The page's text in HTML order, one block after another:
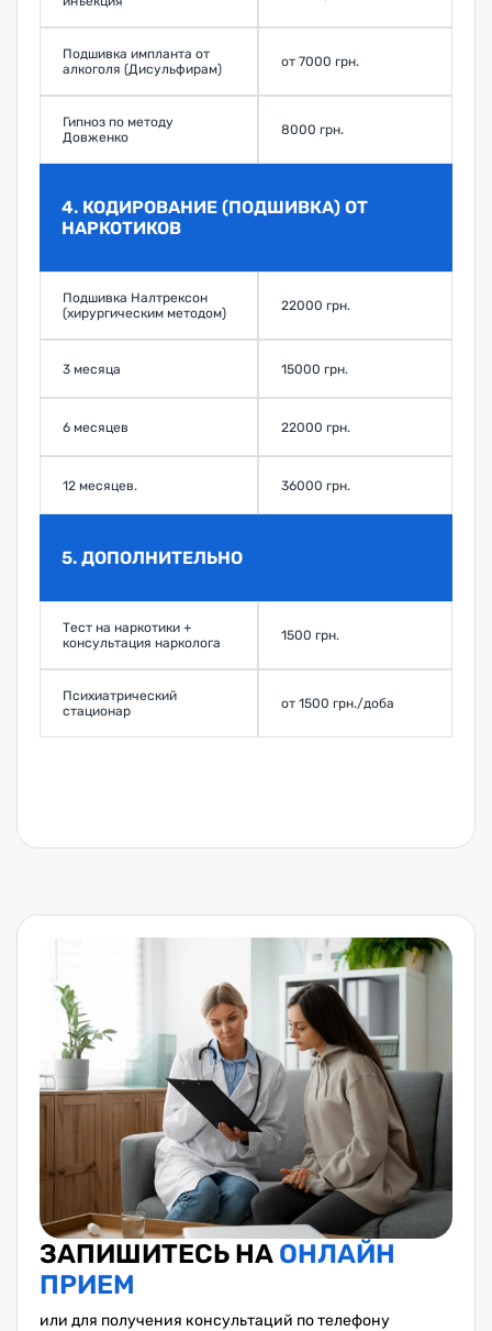
Подшивка импланта от
алкоголя (Дисульфирам)
от 7000 грн.
Гипноз по методу
Довженко
8000 грн.
4. КОДИРОВАНИЕ (ПОДШИВКА) ОТ
НАРКОТИКОВ
Подшивка Налтрексон
(хирургическим методом)
22000 грн.
3 месяца 15000 грн.
6 месяцев 22000 грн.
12 месяцев. 36000 грн.
5. ДОПОЛНИТЕЛЬНО
Тест на наркотики +
консультация нарколога
1500 грн.
Психиатрический
стационар
от 1500 грн./доба
ЗАПИШИТЕСЬ НА ОНЛАЙН
ПРИЕМ
или для получения консультаций по телефону